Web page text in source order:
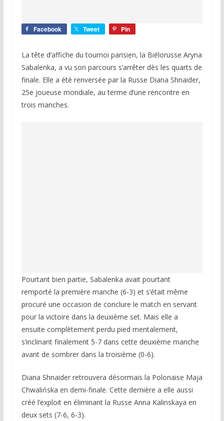
Facebook Tweet Pin
La tête d’affiche du tournoi parisien, la Biélorusse Aryna
Sabalenka, a vu son parcours s’arrêter dès les quarts de
finale. Elle a été renversée par la Russe Diana Shnaider,
25e joueuse mondiale, au terme d’une rencontre en
trois manches.
Pourtant bien partie, Sabalenka avait pourtant
remporté la première manche (6-3) et s’était même
procuré une occasion de conclure le match en servant
pour la victoire dans la deuxième set. Mais elle a
ensuite complètement perdu pied mentalement,
s’inclinant finalement 5-7 dans cette deuxième manche
avant de sombrer dans la troisième (0-6).
Diana Shnaider retrouvera désormais la Polonaise Maja
Chwalińska en demi-finale. Cette dernière a elle aussi
créé l’exploit en éliminant la Russe Anna Kalinskaya en
deux sets (7-6, 6-3).